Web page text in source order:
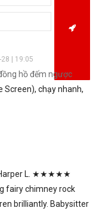
| 19:05
hồ đếm ngược
Screen), chạy nhanh,
Harper L. ★★★★★
fairy chimney rock
brilliantly. Babysitter